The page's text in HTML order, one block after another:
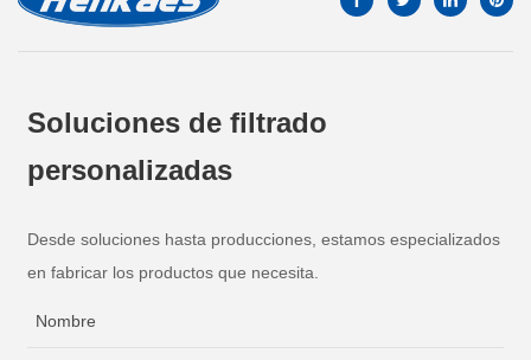
Soluciones de filtrado
personalizadas
Desde soluciones hasta producciones, estamos especializados
en fabricar los productos que necesita.